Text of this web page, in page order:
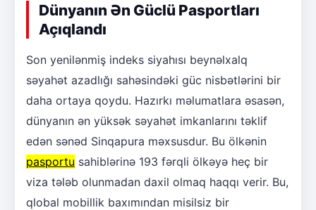
Dünyanın Ən Güclü Pasportları
Açıqlandı
Son yenilənmiş indeks siyahısı beynəlxalq
səyahət azadlığı sahəsindəki güc nisbətlərini bir
daha ortaya qoydu. Hazırkı məlumatlara əsasən,
dünyanın ən yüksək səyahət imkanlarını təklif
edən sənəd Sinqapura məxsusdur. Bu ölkənin
pasportu sahiblərinə 193 fərqli ölkəyə heç bir
viza tələb olunmadan daxil olmaq haqqı verir. Bu,
qlobal mobillik baxımından misilsiz bir